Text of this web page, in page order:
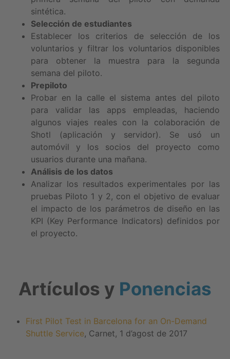
sintética.
Selección de estudiantes
Establecer los criterios de selección de los
voluntarios y filtrar los voluntarios disponibles
para obtener la muestra para la segunda
semana del piloto.
Prepiloto
Probar en la calle el sistema antes del piloto
para validar las apps empleadas, haciendo
algunos viajes reales con la colaboración de
Shotl (aplicación y servidor). Se usó un
automóvil y los socios del proyecto como
usuarios durante una mañana.
Análisis de los datos
Analizar los resultados experimentales por las
pruebas Piloto 1 y 2, con el objetivo de evaluar
el impacto de los parámetros de diseño en las
KPI (Key Performance Indicators) definidos por
el proyecto.
Artículos y Ponencias
First Pilot Test in Barcelona for an On-Demand
Shuttle Service, Carnet, 1 d’agost de 2017